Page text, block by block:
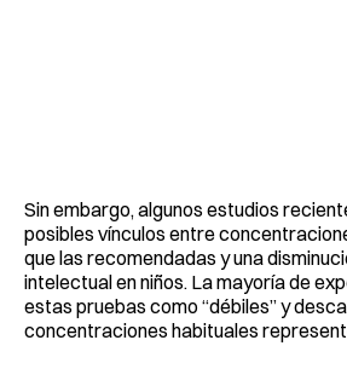
Sin embargo, algunos estudios
posibles vínculos entre
que las recomendadas y una
intelectual en niños. La mayoría de
estas pruebas como “débiles” y
concentraciones habituales